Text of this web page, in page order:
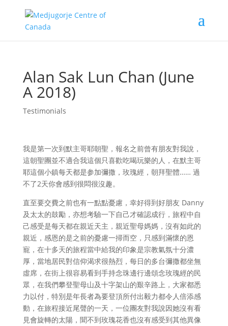
Alan Sak Lun Chan (June
A 2018)
Testimonials
我是第一次到默主哥耶朝聖，報名之前曾有朋友對我說，
這朝聖團並不適合我這個只喜歡吃喝玩樂的人，在默主哥
耶這個小鎮每天都是参加彌撒，玫瑰經，朝拜聖體…… 過
不了2天你會感到很悶很沒趣。
直至要交費之前也有一點點憂慮，幸好得到好朋友 Danny
及太太的鼓勵，亦想考驗一下自己才確認成行，旅程中自
己感受是每天都在親近天主，親近聖母媽媽，沒有如此的
親近，感恩的是之前的憂慮一掃而空，只感到滿懷的恩
寵，在十多天的旅程當中給我的印象是宗教氣氛十分濃
厚，當地居民對信仰渴求很熱烈，每日的多台彌撒都坐無
虛席，在街上很容易看到手持念珠邊行邊頌念玫瑰經的民
眾，在我們攀登聖母山及十字架山的艱辛路上，大家都悉
力以付，特別是年長者為要登頂所付出毅力都令人倍添感
動，在旅程接近尾聲的一天，一位團友對我說因她沒有看
見會旋轉的太陽，聞不到玫瑰花香也沒有感受到其他異像